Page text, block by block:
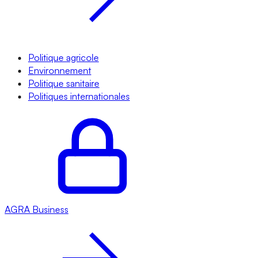
Politique agricole
Environnement
Politique sanitaire
Politiques internationales
AGRA Business